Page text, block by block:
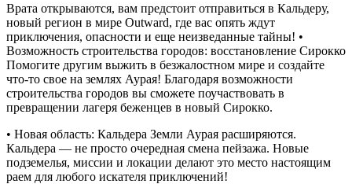
Врата открываются, вам предстоит отправиться в Кальдеру,
новый регион в мире Outward, где вас опять ждут
приключения, опасности и еще неизведанные тайны! •
Возможность строительства городов: восстановление Сирокко
Помогите другим выжить в безжалостном мире и создайте
что-то свое на землях Аурая! Благодаря возможности
строительства городов вы сможете поучаствовать в
превращении лагеря беженцев в новый Сирокко.
• Новая область: Кальдера Земли Аурая расширяются.
Кальдера — не просто очередная смена пейзажа. Новые
подземелья, миссии и локации делают это место настоящим
раем для любого искателя приключений!